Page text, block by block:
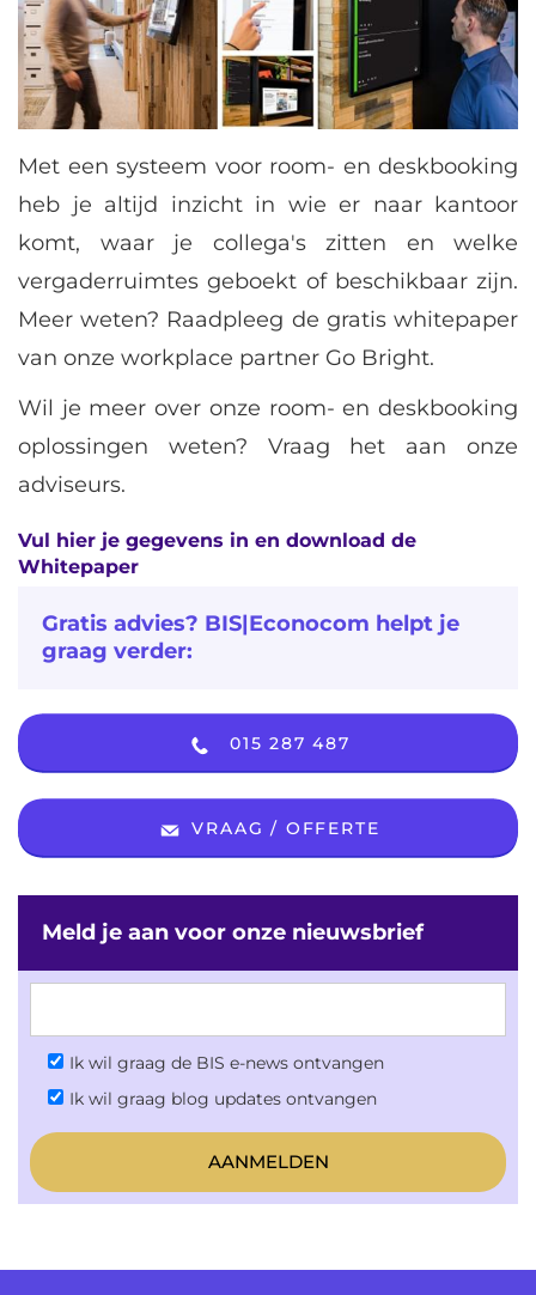
Met een systeem voor room- en deskbooking
heb je altijd inzicht in wie er naar kantoor
komt, waar je collega's zitten en welke
vergaderruimtes geboekt of beschikbaar zijn.
Meer weten? Raadpleeg de gratis whitepaper
van onze workplace partner Go Bright.
Wil je meer over onze room- en deskbooking
oplossingen weten? Vraag het aan onze
adviseurs.
Vul hier je gegevens in en download de
Whitepaper
Gratis advies? BIS|Econocom helpt je
graag verder:
015 287 487
VRAAG / OFFERTE
Meld je aan voor onze nieuwsbrief
Ik wil graag de BIS e-news ontvangen
Ik wil graag blog updates ontvangen